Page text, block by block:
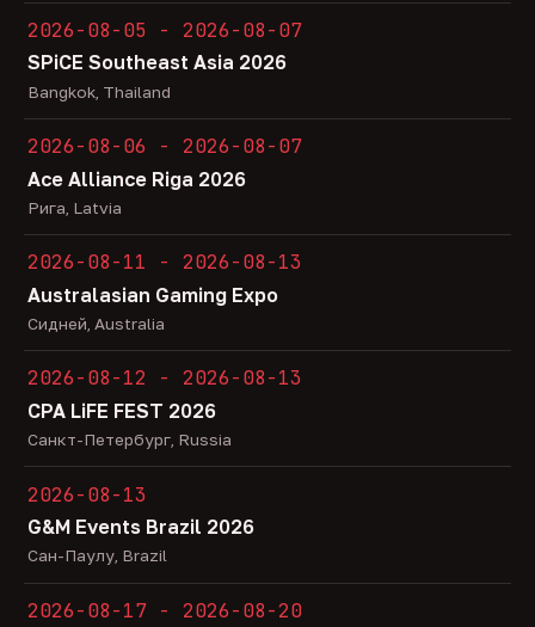
2026-08-05 - 2026-08-07
SPiCE Southeast Asia 2026
Bangkok, Thailand
2026-08-06 - 2026-08-07
Ace Alliance Riga 2026
Рига, Latvia
2026-08-11 - 2026-08-13
Australasian Gaming Expo
Сидней, Australia
2026-08-12 - 2026-08-13
CPA LiFE FEST 2026
Санкт-Петербург, Russia
2026-08-13
G&M Events Brazil 2026
Сан-Паулу, Brazil
2026-08-17 - 2026-08-20